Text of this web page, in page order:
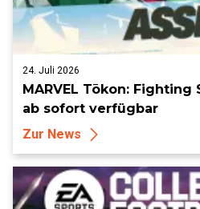
24. Juli 2026
MARVEL Tōkon: Fighting
ab sofort verfügbar
Zur News